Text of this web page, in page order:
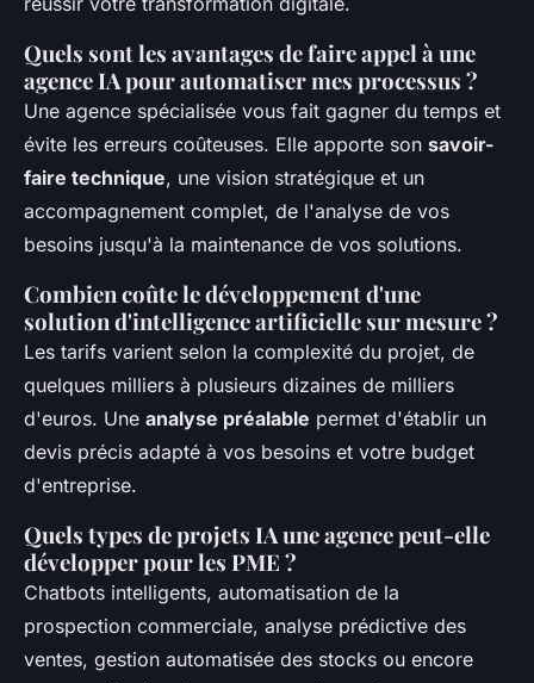
Quels sont les avantages de faire appel à une
agence IA pour automatiser mes processus ?
Une agence spécialisée vous fait gagner du temps et
évite les erreurs coûteuses. Elle apporte son savoir-
faire technique, une vision stratégique et un
accompagnement complet, de l'analyse de vos
besoins jusqu'à la maintenance de vos solutions.
Combien coûte le développement d'une
solution d'intelligence artificielle sur mesure ?
Les tarifs varient selon la complexité du projet, de
quelques milliers à plusieurs dizaines de milliers
d'euros. Une analyse préalable permet d'établir un
devis précis adapté à vos besoins et votre budget
d'entreprise.
Quels types de projets IA une agence peut-elle
développer pour les PME ?
Chatbots intelligents, automatisation de la
prospection commerciale, analyse prédictive des
ventes, gestion automatisée des stocks ou encore